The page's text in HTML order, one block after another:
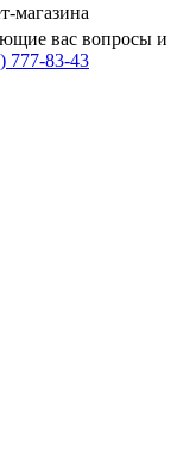
магазина
вас вопросы и
777-83-43